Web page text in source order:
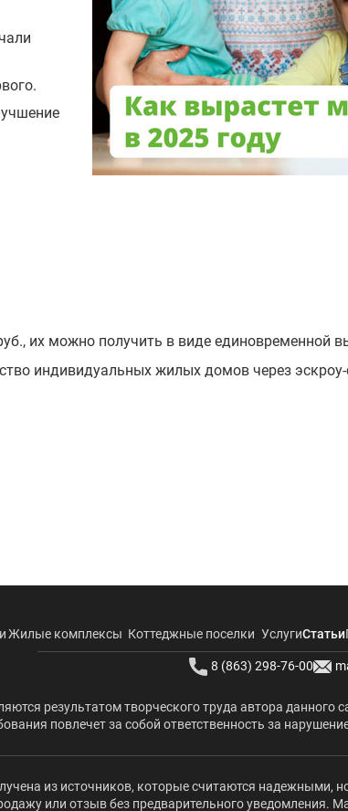
их можно получить в виде единовременной
индивидуальных жилых домов через эскроу-
Жилые комплексы Коттеджные поселки УслугиСтатьи
8 (863) 298-76-00
результатом творческого труда автора данного
повлечет за собой ответственность за
из источников, которые считаются надежными,
или отзыв без предварительного уведомления.